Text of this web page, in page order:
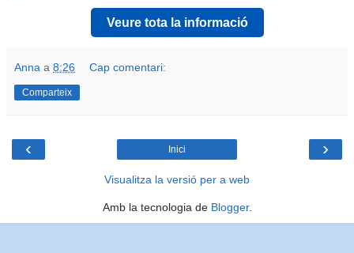
Veure tota la informació
Anna a 8:26 Cap comentari:
Comparteix
‹ ›
Inici
Visualitza la versió per a web
Amb la tecnologia de Blogger.